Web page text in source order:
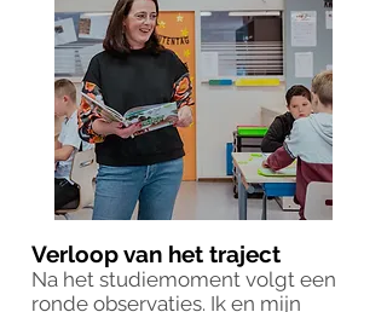
Verloop van het traject
Na het studiemoment volgt een
ronde observaties. Ik en mijn